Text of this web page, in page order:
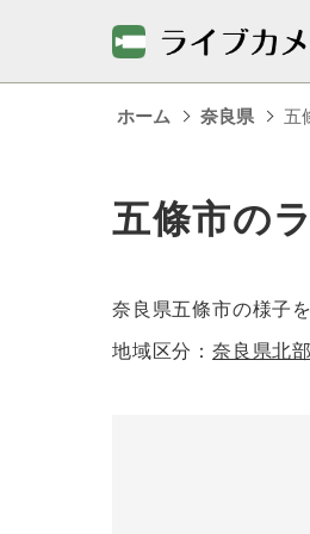
ホーム 奈良県 五
五條市の
奈良県五條市の様子
地域区分：奈良県北